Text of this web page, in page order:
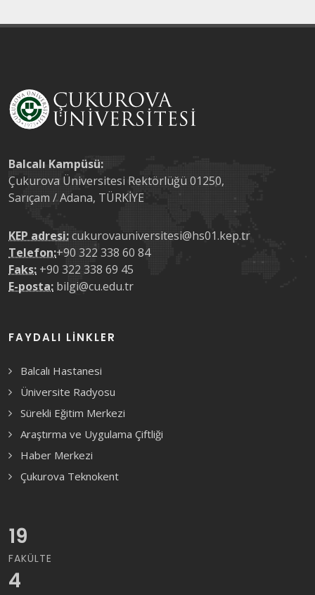
Balcalı Kampüsü:
Çukurova Üniversitesi Rektörlüğü 01250,
Sarıçam / Adana, TÜRKİYE
KEP adresi:cukurovauniversitesi@hs01.kep.tr
Telefon:+90 322 338 60 84
Faks: +90 322 338 69 45
E-posta: bilgi@cu.edu.tr
FAYDALI LINKLER
Balcalı Hastanesi
Üniversite Radyosu
Sürekli Eğitim Merkezi
Araştırma ve Uygulama Çiftliği
Haber Merkezi
Çukurova Teknokent
19
FAKÜLTE
4